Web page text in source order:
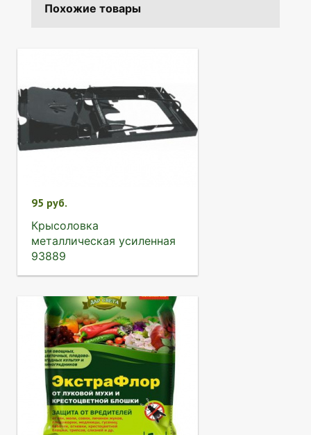
Похожие товары
95 руб.
Крысоловка
металлическая усиленная
93889